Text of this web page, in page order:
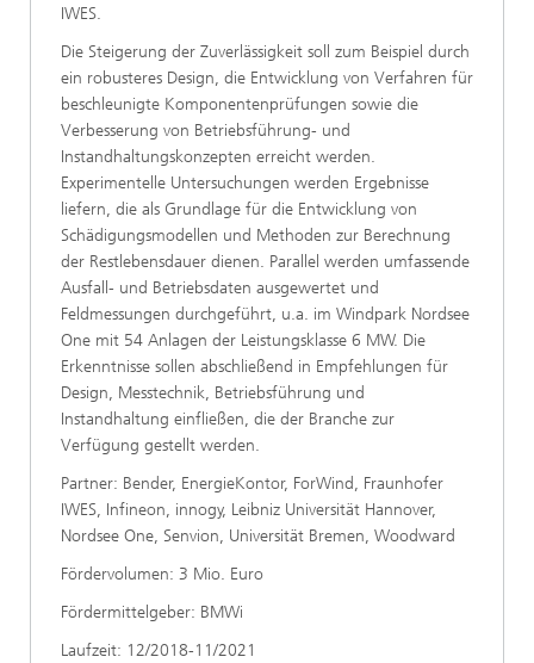
IWES.
Die Steigerung der Zuverlässigkeit soll zum Beispiel durch
ein robusteres Design, die Entwicklung von Verfahren für
beschleunigte Komponentenprüfungen sowie die
Verbesserung von Betriebsführung- und
Instandhaltungskonzepten erreicht werden.
Experimentelle Untersuchungen werden Ergebnisse
liefern, die als Grundlage für die Entwicklung von
Schädigungsmodellen und Methoden zur Berechnung
der Restlebensdauer dienen. Parallel werden umfassende
Ausfall- und Betriebsdaten ausgewertet und
Feldmessungen durchgeführt, u.a. im Windpark Nordsee
One mit 54 Anlagen der Leistungsklasse 6 MW. Die
Erkenntnisse sollen abschließend in Empfehlungen für
Design, Messtechnik, Betriebsführung und
Instandhaltung einfließen, die der Branche zur
Verfügung gestellt werden.
Partner: Bender, EnergieKontor, ForWind, Fraunhofer
IWES, Infineon, innogy, Leibniz Universität Hannover,
Nordsee One, Senvion, Universität Bremen, Woodward
Fördervolumen: 3 Mio. Euro
Fördermittelgeber: BMWi
Laufzeit: 12/2018-11/2021